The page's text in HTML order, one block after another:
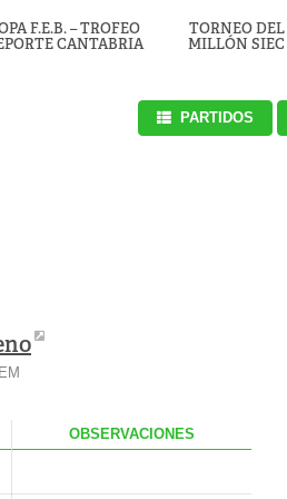
F.E.B. – TROFEO
CANTABRIA
TORNEO DEL
MILLÓN SIEC
PARTIDOS
OBS ERVACIONES